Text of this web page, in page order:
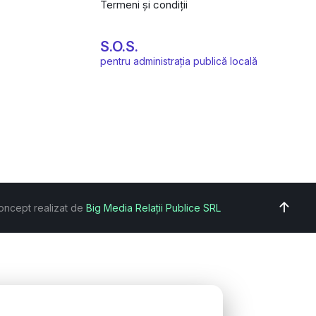
Termeni și condiții
S.O.S.
pentru administrația publică locală
realizat de Big Media Relații Publice SRL